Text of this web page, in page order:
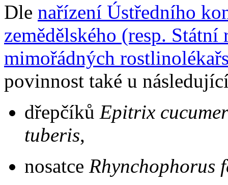
Dle nařízení Ústředního
zemědělského (resp.
mimořádných
povinnost také u
dřepčíků Epitrix
tuberis,
nosatce Rhynchophorus